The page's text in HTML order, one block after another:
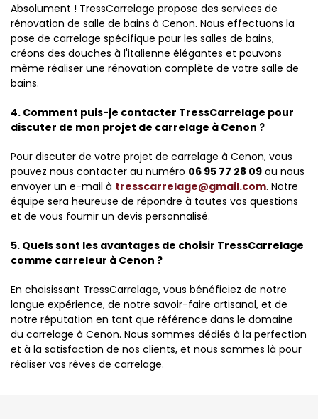
Absolument ! TressCarrelage propose des services de
rénovation de salle de bains à Cenon. Nous effectuons la
pose de carrelage spécifique pour les salles de bains,
créons des douches à l'italienne élégantes et pouvons
même réaliser une rénovation complète de votre salle de
bains.
4. Comment puis-je contacter TressCarrelage pour
discuter de mon projet de carrelage à Cenon ?
Pour discuter de votre projet de carrelage à Cenon, vous
pouvez nous contacter au numéro 06 95 77 28 09 ou nous
envoyer un e-mail à tresscarrelage@gmail.com. Notre
équipe sera heureuse de répondre à toutes vos questions
et de vous fournir un devis personnalisé.
5. Quels sont les avantages de choisir TressCarrelage
comme carreleur à Cenon ?
En choisissant TressCarrelage, vous bénéficiez de notre
longue expérience, de notre savoir-faire artisanal, et de
notre réputation en tant que référence dans le domaine
du carrelage à Cenon. Nous sommes dédiés à la perfection
et à la satisfaction de nos clients, et nous sommes là pour
réaliser vos rêves de carrelage.